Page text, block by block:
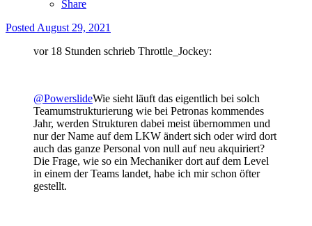
Share
Posted August 29, 2021
vor 18 Stunden schrieb Throttle_Jockey:
@PowerslideWie sieht läuft das eigentlich bei solch
Teamumstrukturierung wie bei Petronas kommendes
Jahr, werden Strukturen dabei meist übernommen und
nur der Name auf dem LKW ändert sich oder wird dort
auch das ganze Personal von null auf neu akquiriert?
Die Frage, wie so ein Mechaniker dort auf dem Level
in einem der Teams landet, habe ich mir schon öfter
gestellt.